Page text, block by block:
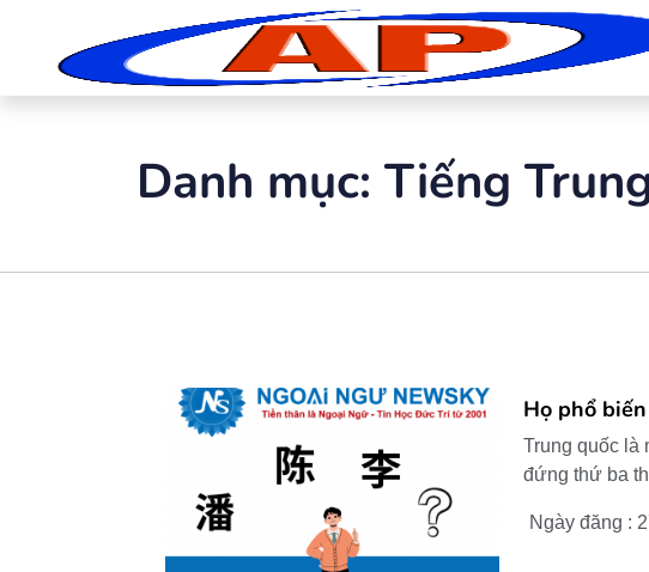
Danh mục: Tiếng
Họ phổ
Trung quốc là
đứng thứ ba
Ngày đăng :